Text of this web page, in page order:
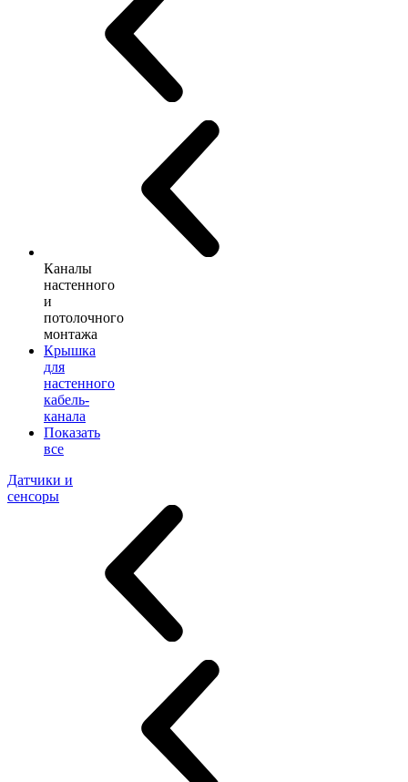
Каналы
настенного
и
потолочного
монтажа
Крышка
для
настенного
кабель-
канала
Показать
все
Датчики и
сенсоры